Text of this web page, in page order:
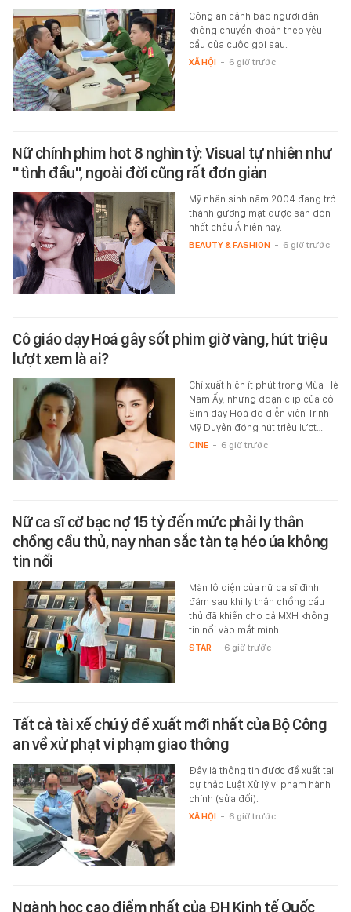
Công an cảnh báo người dân
không chuyển khoản theo yêu
cầu của cuộc gọi sau.
XÃ HỘI - 6 giờ trước
Nữ chính phim hot 8 nghìn tỷ: Visual tự nhiên như
"tình đầu", ngoài đời cũng rất đơn giản
Mỹ nhân sinh năm 2004 đang trở
thành gương mặt được săn đón
nhất châu Á hiện nay.
BEAUTY & FASHION - 6 giờ trước
Cô giáo dạy Hoá gây sốt phim giờ vàng, hút triệu
lượt xem là ai?
Chỉ xuất hiện ít phút trong Mùa Hè
Năm Ấy, những đoạn clip của cô
Sinh dạy Hoá do diễn viên Trình
Mỹ Duyên đóng hút triệu lượt…
CINE - 6 giờ trước
Nữ ca sĩ cờ bạc nợ 15 tỷ đến mức phải ly thân
chồng cầu thủ, nay nhan sắc tàn tạ héo úa không
tin nổi
Màn lộ diện của nữ ca sĩ đình
đám sau khi ly thân chồng cầu
thủ đã khiến cho cả MXH không
tin nổi vào mắt mình.
STAR - 6 giờ trước
Tất cả tài xế chú ý đề xuất mới nhất của Bộ Công
an về xử phạt vi phạm giao thông
Đây là thông tin được đề xuất tại
dự thảo Luật Xử lý vi phạm hành
chính (sửa đổi).
XÃ HỘI - 6 giờ trước
Ngành học cao điểm nhất của ĐH Kinh tế Quốc